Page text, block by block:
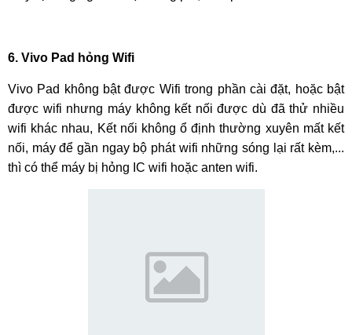
online của người dùng với một chất lượng hình ảnh sắc nét.
6. Vivo Pad hỏng Wifi
Vivo Pad không bật được Wifi trong phần cài đặt, hoặc bật
được wifi nhưng máy không kết nối được dù đã thử nhiều
wifi khác nhau, Kết nối không ổ định thường xuyên mất kết
nối, máy để gần ngay bộ phát wifi những sóng lại rất kèm,...
thì có thể máy bị hỏng IC wifi hoặc anten wifi.